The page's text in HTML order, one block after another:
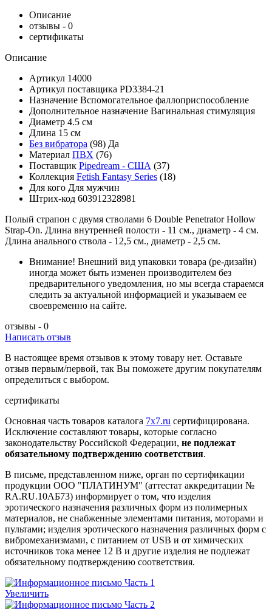
Описание
отзывы - 0
сертификаты
Описание
Артикул 14000
Артикул поставщика PD3384-21
Назначение Вспомогательное фаллоприспособление
Дополнительное назначение Вагинальная стимуляция
Диаметр 4.5 см
Длина 15 см
Без вибратора (98) Да
Материал ПВХ (76)
Поставщик Pipedream - США (37)
Коллекция Fetish Fantasy Series (18)
Для кого Для мужчин
Штрих-код 603912328981
Полый страпон с двумя стволами 6 Double Penetrator Hollow
Strap-On. Длина внутренней полости - 11 см., диаметр - 4 см.
Длина анального ствола - 12,5 см., диаметр - 2,5 см.
Внимание! Внешний вид упаковки товара (ре-дизайн)
иногда может быть изменен производителем без
предварительного уведомления, но мы всегда стараемся
следить за актуальной информацией и указываем ее
своевременно на сайте.
отзывы - 0
Написать отзыв
В настоящее время отзывов к этому товару нет. Оставьте
отзыв первым/первой, так Вы поможете другим покупателям
определиться с выбором.
сертификаты
Основная часть товаров каталога 7x7.ru сертифицирована.
Исключение составляют товары, которые согласно
законодательству Российской Федерации, не подлежат
обязательному подтверждению соответствия.
В письме, представленном ниже, орган по сертификации
продукции ООО "ПЛАТИНУМ" (аттестат аккредитации №
RA.RU.10АБ73) информирует о том, что изделия
эротического назначения различных форм из полимерных
материалов, не снабженные элементами питания, моторами и
пультами; изделия эротического назначения различных форм с
вибромеханизмами, с питанием от USB и от химических
источников тока менее 12 В и другие изделия не подлежат
обязательному подтверждению соответствия.
Увеличить